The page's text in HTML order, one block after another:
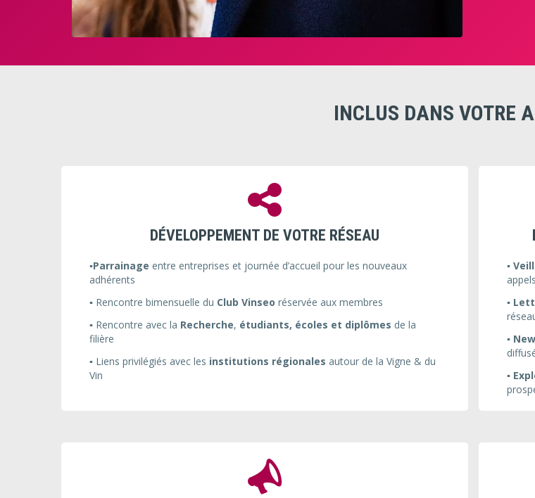
INCLUS DANS VOTRE
DÉVELOPPEMENT DE VOTRE RÉSEAU
▪️Parrainage entre entreprises et journée d’accueil pour les nouveaux
adhérents
▪️ Rencontre bimensuelle du Club Vinseo réservée aux membres
▪️ Rencontre avec la Recherche, étudiants, écoles et diplômes de la
filière
▪️ Liens privilégiés avec les institutions régionales autour de la Vigne & du
Vin
▪️
▪️
▪️
▪️